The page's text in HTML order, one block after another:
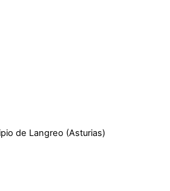
de Langreo (Asturias)